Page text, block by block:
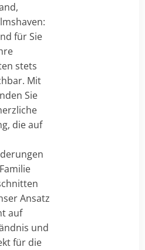
für Sie
stets
Mit
Sie
die auf
Ansatz
auf
und
für die